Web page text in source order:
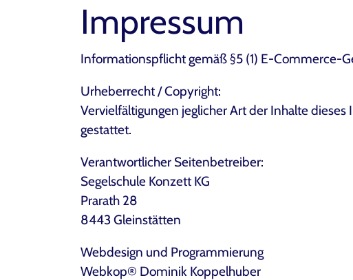
Impressum
Informationspflicht gemäß §5 (1) E-Commerce-
Urheberrecht / Copyright:
Vervielfältigungen jeglicher Art der Inhalte
gestattet.
Verantwortlicher Seitenbetreiber:
Segelschule Konzett KG
Prarath 28
8443 Gleinstätten
Webdesign und Programmierung
Webkop® Dominik Koppelhuber